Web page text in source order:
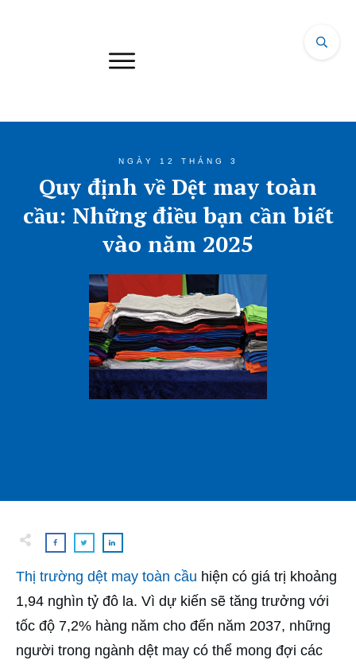
NGÀY 12 THÁNG 3
Quy định về Dệt may toàn
cầu: Những điều bạn cần biết
vào năm 2025
Thị trường dệt may toàn cầu hiện có giá trị khoảng
1,94 nghìn tỷ đô la. Vì dự kiến sẽ tăng trưởng với
tốc độ 7,2% hàng năm cho đến năm 2037, những
người trong ngành dệt may có thể mong đợi các